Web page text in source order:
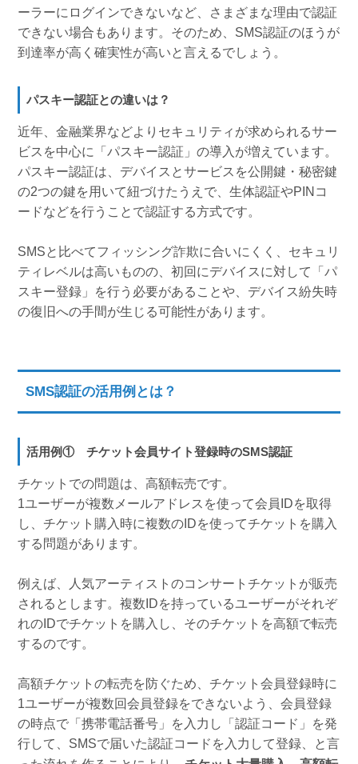
ーラーにログインできないなど、さまざまな理由で認証
できない場合もあります。そのため、SMS認証のほうが
到達率が高く確実性が高いと言えるでしょう。
パスキー認証との違いは？
近年、金融業界などよりセキュリティが求められるサー
ビスを中心に「パスキー認証」の導入が増えています。
パスキー認証は、デバイスとサービスを公開鍵・秘密鍵
の2つの鍵を用いて紐づけたうえで、生体認証やPINコ
ードなどを行うことで認証する方式です。
SMSと比べてフィッシング詐欺に合いにくく、セキュリ
ティレベルは高いものの、初回にデバイスに対して「パ
スキー登録」を行う必要があることや、デバイス紛失時
の復旧への手間が生じる可能性があります。
SMS認証の活用例とは？
活用例① チケット会員サイト登録時のSMS認証
チケットでの問題は、高額転売です。
1ユーザーが複数メールアドレスを使って会員IDを取得
し、チケット購入時に複数のIDを使ってチケットを購入
する問題があります。
例えば、人気アーティストのコンサートチケットが販売
されるとします。複数IDを持っているユーザーがそれぞ
れのIDでチケットを購入し、そのチケットを高額で転売
するのです。
高額チケットの転売を防ぐため、チケット会員登録時に
1ユーザーが複数回会員登録をできないよう、会員登録
の時点で「携帯電話番号」を入力し「認証コード」を発
行して、SMSで届いた認証コードを入力して登録、と言